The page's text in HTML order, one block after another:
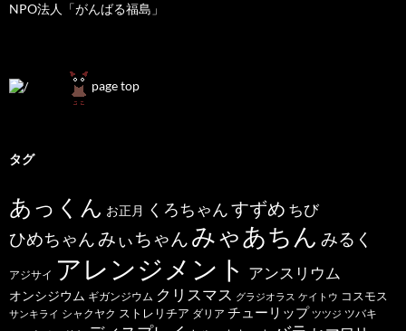
NPO法人「がんばる福島」
page top
タグ
あっくん お正月 くろちゃんすずめ ちび
ひめちゃんみぃちゃん みゃあちん みるく
アジサイ アレンジメント アンスリウム
オンシジウム ギガンジウム クリスマス グラジオラス ケイトウ コスモス
サンキライ シャクヤク ストレリチア ダリア チューリップ ツツジ ツバキ